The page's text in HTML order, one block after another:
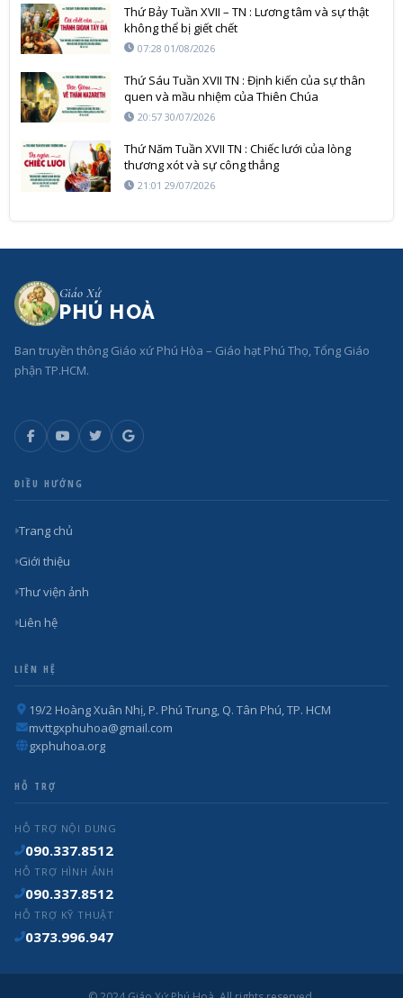
Thứ Bảy Tuần XVII – TN : Lương tâm và sự thật
không thể bị giết chết
07:28 01/08/2026
Thứ Sáu Tuần XVII TN : Định kiến của sự thân
quen và mầu nhiệm của Thiên Chúa
20:57 30/07/2026
Thứ Năm Tuần XVII TN : Chiếc lưới của lòng
thương xót và sự công thẳng
21:01 29/07/2026
Giáo Xứ
PHÚ HOÀ
Ban truyền thông Giáo xứ Phú Hòa – Giáo hạt Phú Thọ, Tổng Giáo
phận TP.HCM.
ĐIỀU HƯỚNG
Trang chủ
Giới thiệu
Thư viện ảnh
Liên hệ
LIÊN HỆ
19/2 Hoàng Xuân Nhị, P. Phú Trung, Q. Tân Phú, TP. HCM
mvttgxphuhoa@gmail.com
gxphuhoa.org
HỖ TRỢ
HỖ TRỢ NỘI DUNG
090.337.8512
HỖ TRỢ HÌNH ẢNH
090.337.8512
HỖ TRỢ KỸ THUẬT
0373.996.947